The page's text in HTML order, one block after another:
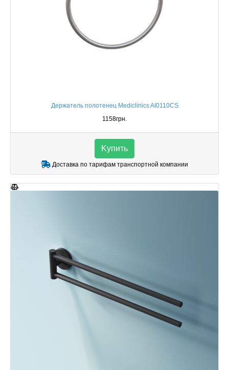
Держатель полотенец Mediclinics AI0110CS
1158грн.
Kупить
Доставка по тарифам транспортной компании